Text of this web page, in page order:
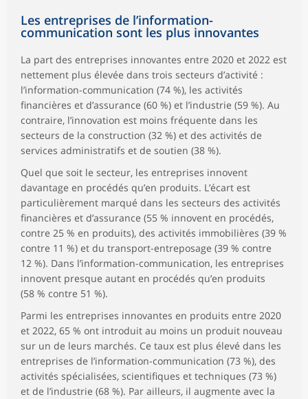
Les entreprises de l’information-
communication sont les plus innovantes
La part des entreprises innovantes entre 2020 et 2022 est
nettement plus élevée dans trois secteurs d’activité :
l’information-communication (74 %), les activités
financières et d’assurance (60 %) et l’industrie (59 %). Au
contraire, l’innovation est moins fréquente dans les
secteurs de la construction (32 %) et des activités de
services administratifs et de soutien (38 %).
Quel que soit le secteur, les entreprises innovent
davantage en procédés qu’en produits. L’écart est
particulièrement marqué dans les secteurs des activités
financières et d’assurance (55 % innovent en procédés,
contre 25 % en produits), des activités immobilières (39 %
contre 11 %) et du transport-entreposage (39 % contre
12 %). Dans l’information-communication, les entreprises
innovent presque autant en procédés qu’en produits
(58 % contre 51 %).
Parmi les entreprises innovantes en produits entre 2020
et 2022, 65 % ont introduit au moins un produit nouveau
sur un de leurs marchés. Ce taux est plus élevé dans les
entreprises de l’information-communication (73 %), des
activités spécialisées, scientifiques et techniques (73 %)
et de l’industrie (68 %). Par ailleurs, il augmente avec la